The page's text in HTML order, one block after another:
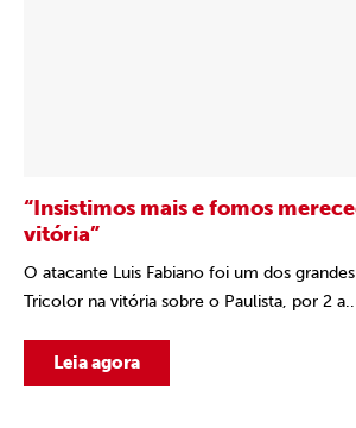
“Insistimos mais e fomos
vitória”
O atacante Luis Fabiano foi um dos
Tricolor na vitória sobre o Paulista, por 2
Leia agora